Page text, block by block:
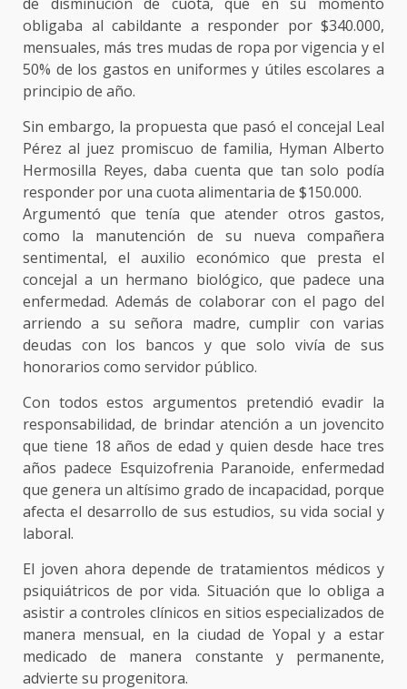
obligaba al cabildante a responder por $340.000,
mensuales, más tres mudas de ropa por vigencia y el
50% de los gastos en uniformes y útiles escolares a
principio de año.
Sin embargo, la propuesta que pasó el concejal Leal
Pérez al juez promiscuo de familia, Hyman Alberto
Hermosilla Reyes, daba cuenta que tan solo podía
responder por una cuota alimentaria de $150.000.
Argumentó que tenía que atender otros gastos,
como la manutención de su nueva compañera
sentimental, el auxilio económico que presta el
concejal a un hermano biológico, que padece una
enfermedad. Además de colaborar con el pago del
arriendo a su señora madre, cumplir con varias
deudas con los bancos y que solo vivía de sus
honorarios como servidor público.
Con todos estos argumentos pretendió evadir la
responsabilidad, de brindar atención a un jovencito
que tiene 18 años de edad y quien desde hace tres
años padece Esquizofrenia Paranoide, enfermedad
que genera un altísimo grado de incapacidad, porque
afecta el desarrollo de sus estudios, su vida social y
laboral.
El joven ahora depende de tratamientos médicos y
psiquiátricos de por vida. Situación que lo obliga a
asistir a controles clínicos en sitios especializados de
manera mensual, en la ciudad de Yopal y a estar
medicado de manera constante y permanente,
advierte su progenitora.